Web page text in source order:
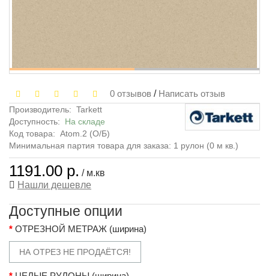
0 отзывов / Написать отзыв
Производитель: Tarkett
Доступность: На складе
Код товара: Atom.2 (О/Б)
Минимальная партия товара для заказа: 1 рулон (0 м кв.)
1191.00 р. / м.кв
Нашли дешевле
Доступные опции
ОТРЕЗНОЙ МЕТРАЖ (ширина)
НА ОТРЕЗ НЕ ПРОДАЁТСЯ!